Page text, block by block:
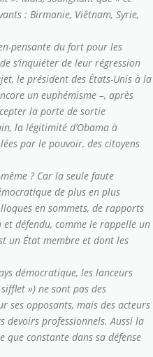
: Birmanie, Viêtnam, Syrie,
pensante du fort pour les
s’inquiéter de leur régression
le président des États-Unis à la
un euphémisme –, après
la porte de sortie
la légitimité d’Obama à
par le pouvoir, des citoyens
? Car la seule faute
de plus en plus
en sommets, de rapports
défendu, comme le rappelle un
un État membre et dont les
démocratique, les lanceurs
») ne sont pas des
ses opposants, mais des acteurs
professionnels. Aussi la
que constante dans sa défense